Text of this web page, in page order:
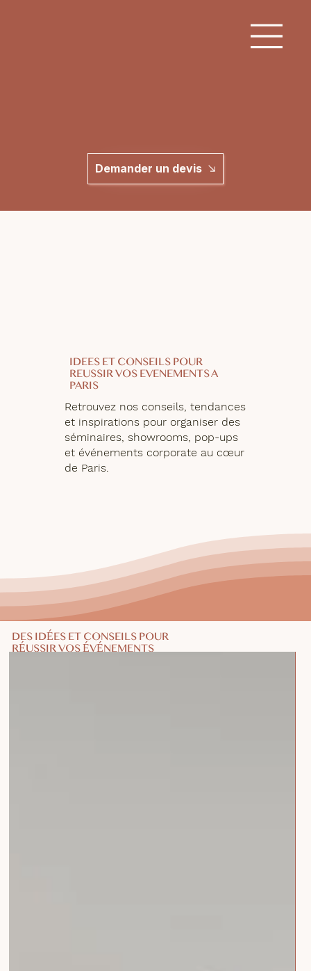
Demander un devis
IDEES ET CONSEILS POUR
REUSSIR VOS EVENEMENTS A
PARIS
Retrouvez nos conseils, tendances
et inspirations pour organiser des
séminaires, showrooms, pop-ups
et événements corporate au cœur
de Paris.
DES IDÉES ET CONSEILS POUR
RÉUSSIR VOS ÉVÉNEMENTS